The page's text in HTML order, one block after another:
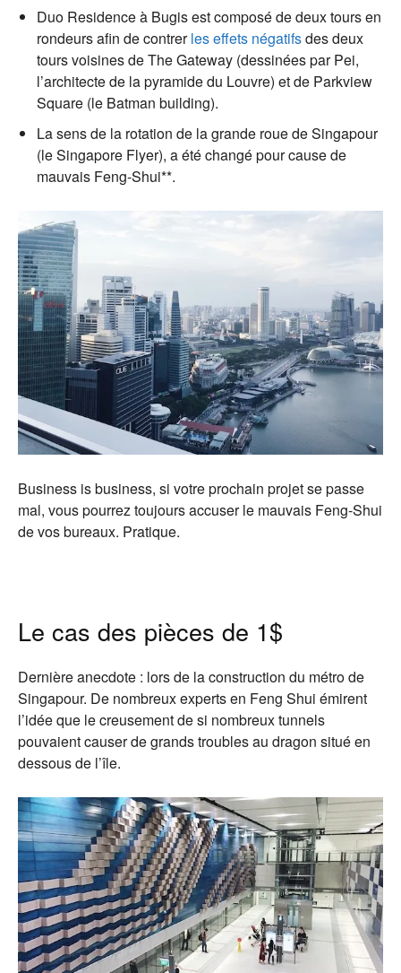
Duo Residence à Bugis est composé de deux tours en
rondeurs afin de contrerles effets négatifsdes deux
tours voisines de The Gateway (dessinées par Pei,
l’architecte de la pyramide du Louvre) et de Parkview
Square (le Batman building).
La sens de la rotation de la grande roue de Singapour
(le Singapore Flyer), a été changé pour cause de
mauvais Feng-Shui**.
Business is business, si votre prochain projet se passe
mal, vous pourrez toujours accuser le mauvais Feng-Shui
de vos bureaux. Pratique.
Le cas des pièces de 1$
Dernière anecdote : lors de la construction du métro de
Singapour. De nombreux experts en Feng Shui émirent
l’idée que le creusement de si nombreux tunnels
pouvaient causer de grands troubles au dragon situé en
dessous de l’île.